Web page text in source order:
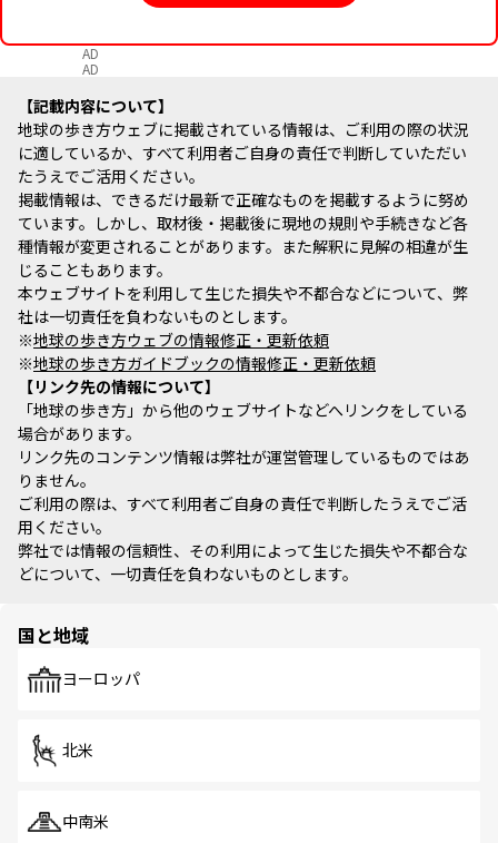
AD
AD
記載内容について
地球の歩き方ウェブに掲載されている情報は、ご利用の際の状況
に適しているか、すべて利用者ご自身の責任で判断していただい
たうえでご活用ください。
掲載情報は、できるだけ最新で正確なものを掲載するように努め
ています。しかし、取材後・掲載後に現地の規則や手続きなど各
種情報が変更されることがあります。また解釈に見解の相違が生
じることもあります。
本ウェブサイトを利用して生じた損失や不都合などについて、弊
社は一切責任を負わないものとします。
※地球の歩き方ウェブの情報修正・更新依頼
※地球の歩き方ガイドブックの情報修正・更新依頼
リンク先の情報について
「地球の歩き方」から他のウェブサイトなどへリンクをしている
場合があります。
リンク先のコンテンツ情報は弊社が運営管理しているものではあ
りません。
ご利用の際は、すべて利用者ご自身の責任で判断したうえでご活
用ください。
弊社では情報の信頼性、その利用によって生じた損失や不都合な
どについて、一切責任を負わないものとします。
国と地域
ヨーロッパ
北米
中南米